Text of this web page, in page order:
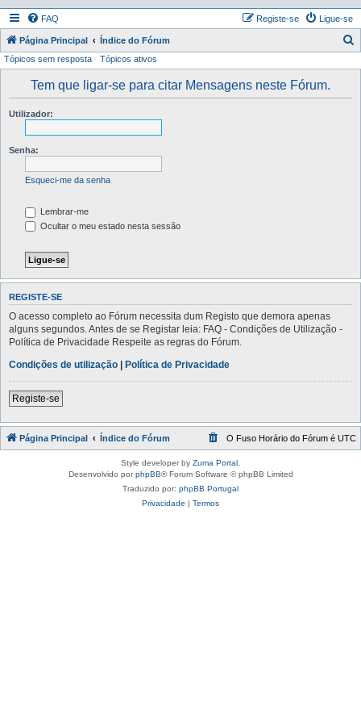
FAQ Ligue-se
Registe-se
Página Principal Índice do Fórum
Tópicos sem resposta Tópicos ativos
Tem que ligar-se para citar Mensagens neste Fórum.
Utilizador:
Senha:
Esqueci-me da senha
Lembrar-me
Ocultar o meu estado nesta sessão
REGISTE-SE
O acesso completo ao Fórum necessita dum Registo que demora apenas
alguns segundos. Antes de se Registar leia: FAQ - Condições de Utilização -
Política de Privacidade Respeite as regras do Fórum.
Condições de utilização | Política de Privacidade
Registe-se
Página Principal Índice do Fórum O Fuso Horário do Fórum é UTC
Style developer by Zuma Portal
Desenvolvido porphpBB® Forum Software © phpBB Limited
Traduzido por: phpBB Portugal
Privacidade | Termos